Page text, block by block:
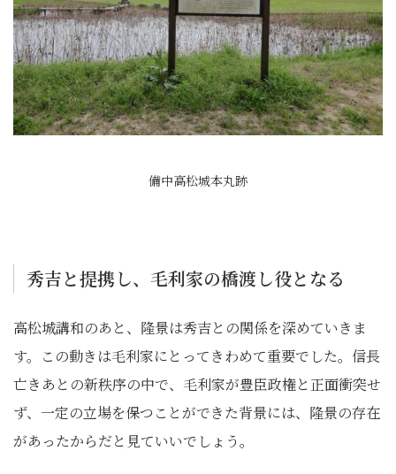
備中高松城本丸跡
秀吉と提携し、毛利家の橋渡し役となる
高松城講和のあと、隆景は秀吉との関係を深めていきま
す。この動きは毛利家にとってきわめて重要でした。信長
亡きあとの新秩序の中で、毛利家が豊臣政権と正面衝突せ
ず、一定の立場を保つことができた背景には、隆景の存在
があったからだと見ていいでしょう。